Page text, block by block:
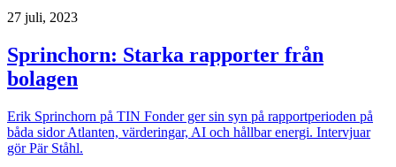
27 juli, 2023
Sprinchorn: Starka rapporter från
bolagen
Erik Sprinchorn på TIN Fonder ger sin syn på rapportperioden på
båda sidor Atlanten, värderingar, AI och hållbar energi. Intervjuar
gör Pär Ståhl.